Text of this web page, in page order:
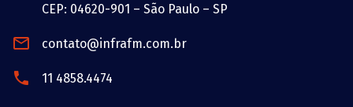
CEP: 04620-901 – São Paulo – SP
contato@infrafm.com.br
11 4858.4474